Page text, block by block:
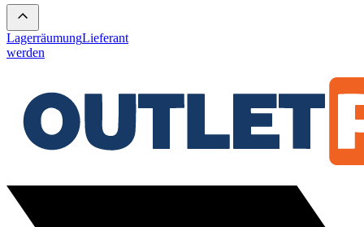
LagerräumungLieferant
werden